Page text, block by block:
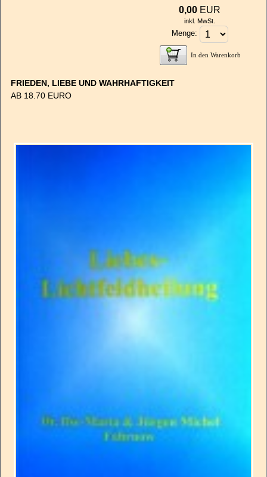
0,00 EUR
inkl. MwSt.
Menge:
In den Warenkorb
FRIEDEN, LIEBE UND WAHRHAFTIGKEIT
AB 18.70 EURO